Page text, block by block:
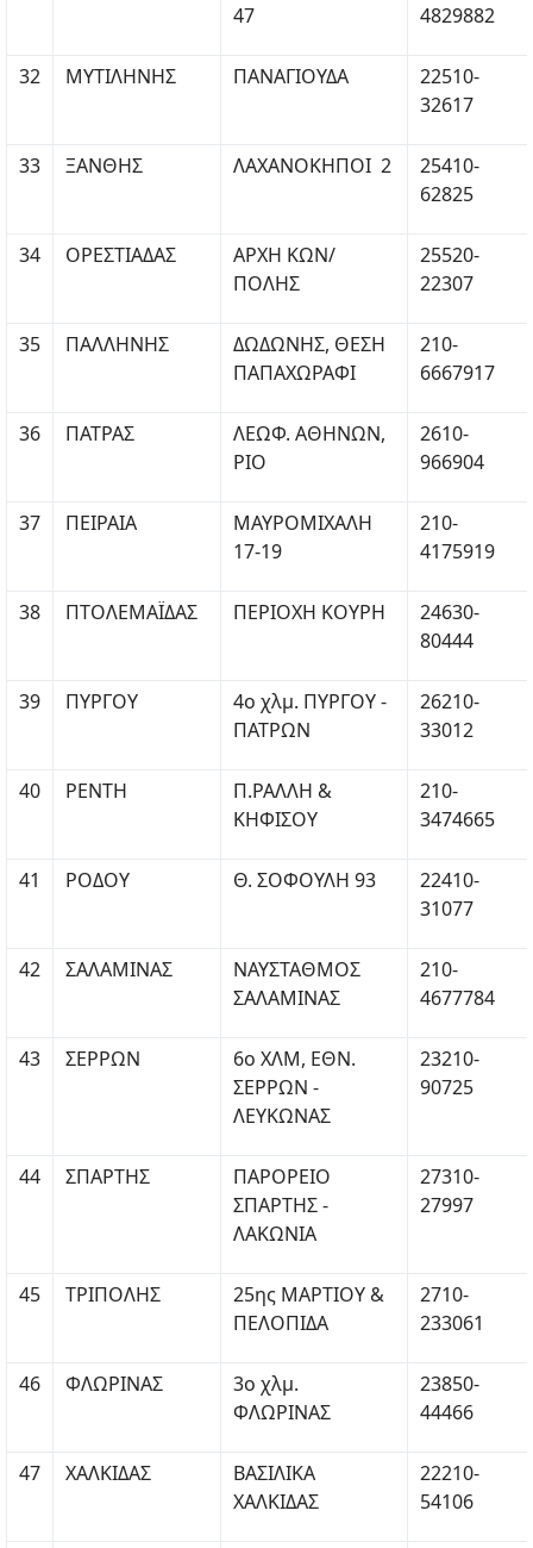
47 4829882
32 ΜΥΤΙΛΗΝΗΣ ΠΑΝΑΓΙΟΥΔΑ
22510-
32617
33 ΞΑΝΘΗΣ ΛΑΧΑΝΟΚΗΠΟΙ 2
25410-
62825
34 ΟΡΕΣΤΙΑΔΑΣ
ΑΡΧΗ ΚΩΝ/
ΠΟΛΗΣ
25520-
22307
35 ΠΑΛΛΗΝΗΣ
ΔΩΔΩΝΗΣ, ΘΕΣΗ
ΠΑΠΑΧΩΡΑΦΙ
210-
6667917
36 ΠΑΤΡΑΣ
ΛΕΩΦ. ΑΘΗΝΩΝ,
ΡΙΟ
2610-
966904
37 ΠΕΙΡΑΙΑ
ΜΑΥΡΟΜΙΧΑΛΗ
17-19
210-
4175919
38 ΠΤΟΛΕΜΑΪΔΑΣ ΠΕΡΙΟΧΗ ΚΟΥΡΗ
24630-
80444
39 ΠΥΡΓΟΥ
4o χλμ. ΠΥΡΓΟΥ -
ΠΑΤΡΩΝ
26210-
33012
40 ΡΕΝΤΗ
Π.ΡΑΛΛΗ &
ΚΗΦΙΣΟΥ
210-
3474665
41 ΡΟΔΟΥ Θ. ΣΟΦΟΥΛΗ 93
22410-
31077
42 ΣΑΛΑΜΙΝΑΣ
ΝΑΥΣΤΑΘΜΟΣ
ΣΑΛΑΜΙΝΑΣ
210-
4677784
43 ΣΕΡΡΩΝ
6ο ΧΛΜ, ΕΘΝ.
ΣΕΡΡΩΝ -
ΛΕΥΚΩΝΑΣ
23210-
90725
44 ΣΠΑΡΤΗΣ
ΠΑΡΟΡΕΙΟ
ΣΠΑΡΤΗΣ -
ΛΑΚΩΝΙΑ
27310-
27997
45 ΤΡΙΠΟΛΗΣ
25ης ΜΑΡΤΙΟΥ &
ΠΕΛΟΠΙΔΑ
2710-
233061
46 ΦΛΩΡΙΝΑΣ
3o χλμ.
ΦΛΩΡΙΝΑΣ
23850-
44466
47 ΧΑΛΚΙΔΑΣ
ΒΑΣΙΛΙΚΑ
ΧΑΛΚΙΔΑΣ
22210-
54106